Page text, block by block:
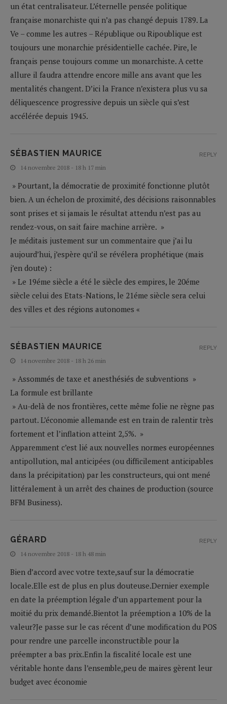
un état centralisateur. L’éternelle pensée politique
française monarchiste qui n’a pas changé depuis 1789. La
Ve – comme les autres – République ou Ripoublique est
toujours une monarchie présidentielle cachée. Pire, le
français pense toujours comme un monarchiste. A cette
allure il faudra attendre encore mille ans avant que les
mentalités changent. D’ici la France n’existera plus vu sa
déliquescence progressive depuis un siècle qui s’est
accélérée depuis 1945.
SÉBASTIEN MAURICE
14 novembre 2018 - 18 h 17 min
» Pourtant, la démocratie de proximité fonctionne plutôt
bien. A un échelon de proximité, des décisions raisonnables
sont prises et si jamais le résultat attendu n’est pas au
rendez-vous, on sait faire machine arrière. »
Je méditais justement sur un commentaire que j’ai lu
aujourd’hui, j’espère qu’il se révélera prophétique (mais
j’en doute) :
» Le 19éme siècle a été le siècle des empires, le 20éme
siècle celui des Etats-Nations, le 21éme siècle sera celui
des villes et des régions autonomes «
REPLY
SÉBASTIEN MAURICE
14 novembre 2018 - 18 h 26 min
» Assommés de taxe et anesthésiés de subventions »
La formule est brillante
» Au-delà de nos frontières, cette même folie ne règne pas
partout. L’économie allemande est en train de ralentir très
fortement et l’inflation atteint 2,5%. »
Apparemment c’est lié aux nouvelles normes européennes
antipollution, mal anticipées (ou difficilement anticipables
dans la précipitation) par les constructeurs, qui ont mené
littéralement à un arrêt des chaines de production (source
BFM Business).
REPLY
GÉRARD
14 novembre 2018 - 18 h 48 min
Bien d’accord avec votre texte,sauf sur la démocratie
locale.Elle est de plus en plus douteuse.Dernier exemple
en date la préemption légale d’un appartement pour la
moitié du prix demandé.Bientot la préemption a 10% de la
valeur?Je passe sur le cas récent d’une modification du POS
pour rendre une parcelle inconstructible pour la
préempter a bas prix.Enfin la fiscalité locale est une
véritable honte dans l’ensemble,peu de maires gèrent leur
budget avec économie
REPLY